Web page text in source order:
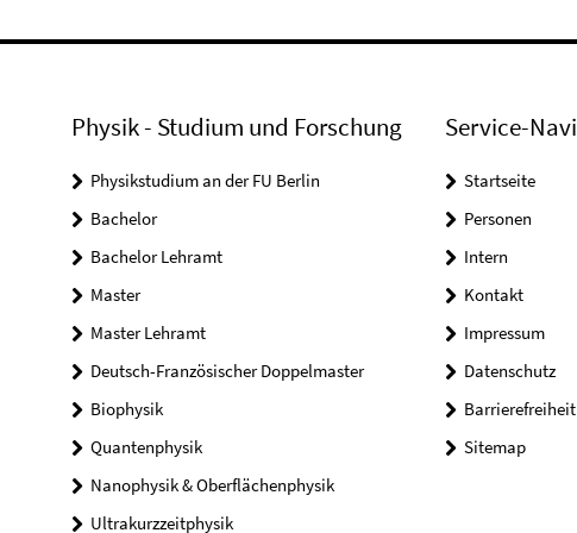
Physik - Studium und Forschung
Physikstudium an der FU Berlin
Bachelor
Bachelor Lehramt
Master
Master Lehramt
Deutsch-Französischer Doppelmaster
Biophysik
Quantenphysik
Nanophysik & Oberflächenphysik
Ultrakurzzeitphysik
Service-
Startseite
Personen
Intern
Kontakt
Impressum
Datenschutz
Barrierefreiheit
Sitemap